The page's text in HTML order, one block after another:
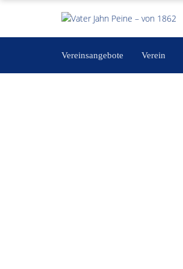
Vereinsangebote Verein